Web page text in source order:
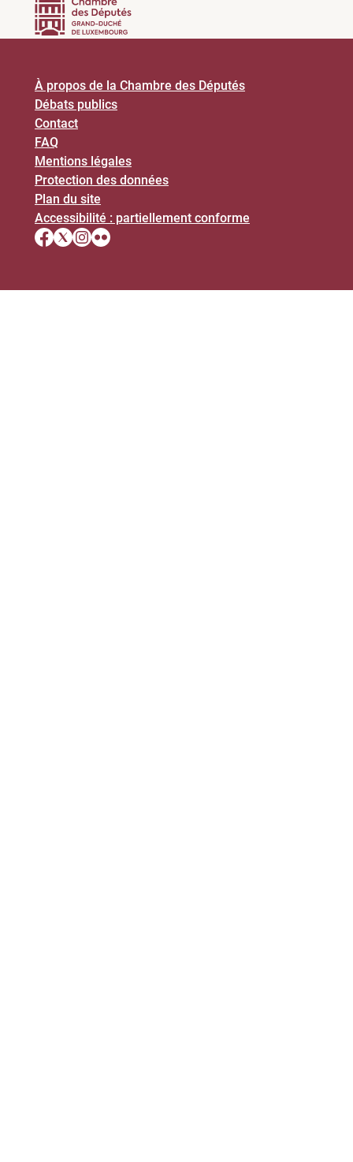
À propos de la Chambre des Députés
Débats publics
Contact
FAQ
Mentions légales
Protection des données
Plan du site
Accessibilité : partiellement conforme